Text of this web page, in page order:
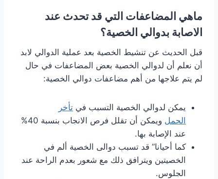
ماهي المضاعفات التي قد تحدث عند
الاصابة بدوالي الخصية؟
قبل الحديث عن تنشيط الخصية بعد عملية الدوالي لابد
أن نعلم أن لدوالي الخصية بعض المضاعفات في حال
لم يتم علاجها من أهم مضاعفات دوالي الخصية:
يمكن لدوالي الخصية التسبب في تأخر
الحمل
ويمكن أن تقلل فرص الانجاب بنسبة 40%
عند الإصابة بها.
كما أحيانا” قد تسبب دوالى الخصية ألم في
الخصيتين ويترافق ذلك مع شعور بعدم الراحة عند
الجلوس.